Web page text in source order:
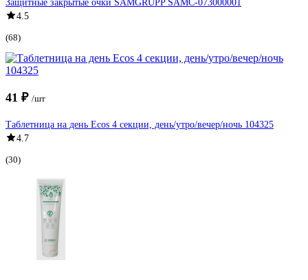
Защитные закрытые очки SAMGRUPP SAMC-073000001
4.5
(68)
41 ₽ /шт
Таблетница на день Ecos 4 секции, день/утро/вечер/ночь 104325
4.7
(30)